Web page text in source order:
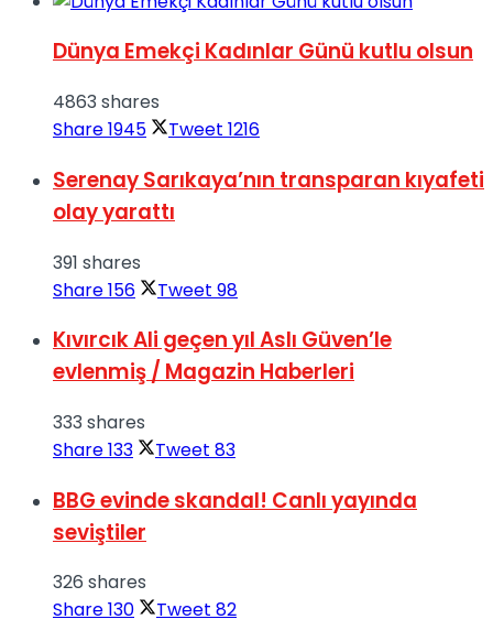
Dünya Emekçi Kadınlar Günü kutlu olsun
4863 shares
Share1945 Tweet 1216
Serenay Sarıkaya’nın transparan kıyafeti
olay yarattı
391 shares
Share156 Tweet 98
Kıvırcık Ali geçen yıl Aslı Güven’le
evlenmiş / Magazin Haberleri
333 shares
Share133 Tweet 83
BBG evinde skandal! Canlı yayında
seviştiler
326 shares
Share130 Tweet 82